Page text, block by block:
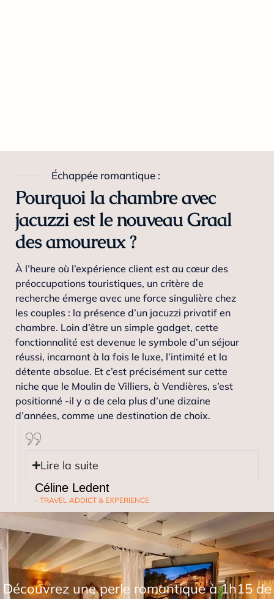
Échappée romantique :
Pourquoi la chambre avec
jacuzzi est le nouveau Graal
des amoureux ?
À l’heure où l’expérience client est au cœur des
préoccupations touristiques, un critère de
recherche émerge avec une force singulière chez
les couples : la présence d’un jacuzzi privatif en
chambre. Loin d’être un simple gadget, cette
fonctionnalité est devenue le symbole d’un séjour
réussi, incarnant à la fois le luxe, l’intimité et la
détente absolue. Et c’est précisément sur cette
niche que le Moulin de Villiers, à Vendières, s’est
positionné -il y a de cela plus d’une dizaine
d’années, comme une destination de choix.
Lire la suite
Céline Ledent
- TRAVEL ADDICT & EXPERIENCE
Découvrez une perle romantique à 1h15 de